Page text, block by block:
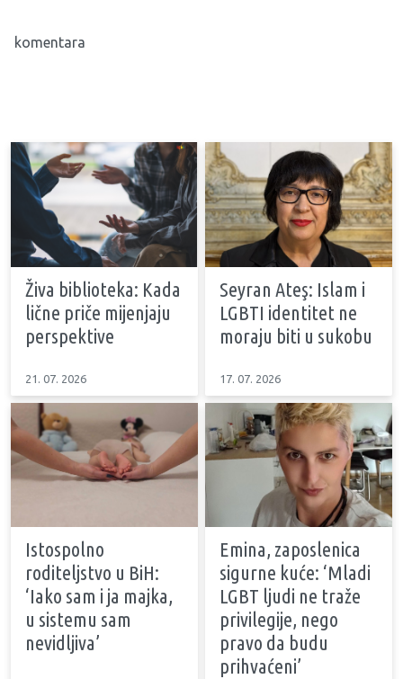
komentara
Živa biblioteka: Kada
lične priče mijenjaju
perspektive
21. 07. 2026
Seyran Ateş: Islam i
LGBTI identitet ne
moraju biti u sukobu
17. 07. 2026
Istospolno
roditeljstvo u BiH:
‘Iako sam i ja majka,
u sistemu sam
nevidljiva’
Emina, zaposlenica
sigurne kuće: ‘Mladi
LGBT ljudi ne traže
privilegije, nego
pravo da budu
prihvaćeni’